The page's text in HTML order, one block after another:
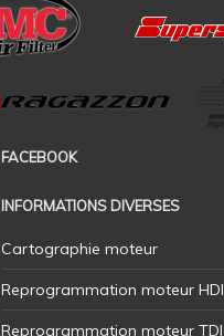
FACEBOOK
INFORMATIONS DIVERSES
Cartographie moteur
Reprogrammation moteur HDI
Reprogrammation moteur TDI